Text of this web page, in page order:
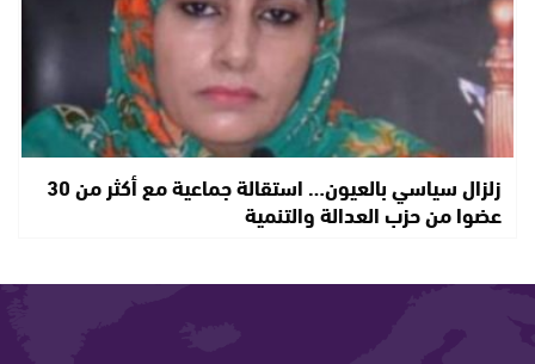
زلزال سياسي بالعيون… استقالة جماعية مع أكثر من 30
عضوا من حزب العدالة والتنمية